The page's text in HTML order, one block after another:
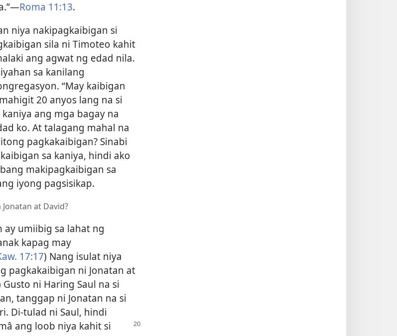
Roma 11:13.
niya nakipagkaibigan si
sila ni Timoteo kahit
ang agwat ng edad nila.
sa kanilang
“May kaibigan
20 anyos lang na si
ang mga bagay na
ko. At talagang mahal na
pagkakaibigan? Sinabi
sa kaniya, hindi ako
makipagkaibigan sa
iyong pagsisikap.
at David?
ay umiibig sa lahat ng
kapag may
17:17) Nang isulat niya
pagkakaibigan ni Jonatan at
Gusto ni Haring Saul na si
tanggap ni Jonatan na si
Di-tulad ni Saul, hindi
ang loob niya kahit si